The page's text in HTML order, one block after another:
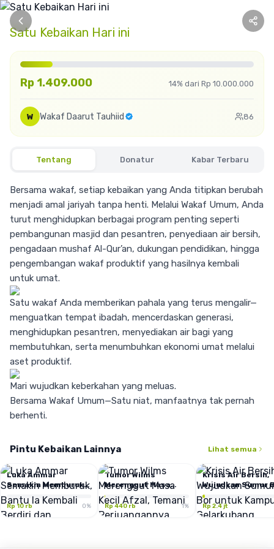
Satu Kebaikan Hari ini
Rp 1.409.000 14% dari Rp 10.000.000
W Wakaf Daarut Tauhiid 86
Tentang Donatur Kabar Terbaru
Bersama wakaf, setiap kebaikan yang Anda titipkan berubah
menjadi amal jariyah tanpa henti. Melalui Wakaf Umum, Anda
turut menghidupkan berbagai program penting seperti
pembangunan masjid dan pesantren, penyediaan air bersih,
pengadaan mushaf Al-Qur’an, dukungan pendidikan, hingga
pengembangan wakaf produktif yang hasilnya kembali
untuk umat.
Satu wakaf Anda memberikan pahala yang terus mengalir—
menguatkan tempat ibadah, mencerdaskan generasi,
menghidupkan pesantren, menyediakan air bagi yang
membutuhkan, serta menumbuhkan ekonomi umat melalui
aset produktif.
Mari wujudkan keberkahan yang meluas.
Bersama Wakaf Umum—Satu niat, manfaatnya tak pernah
berhenti.
Pintu Kebaikan Lainnya Lihat semua
Luka Ammar
Semakin Memburuk,
Bantu Ia Kembali
Berdiri dan Mengabdi
Rp 10 rb 0%
Tumor Wilms
Merenggut Masa
Kecil Afzal, Temani
Perjuangannya
untuk Sembuh
Rp 440 rb 1%
Krisis Air Bersih,
Wujudkan Sumur
untuk Kampung
Gelarkubang
Rp 2.4 jt